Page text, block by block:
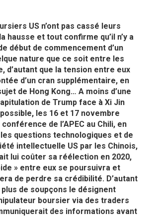
US n’ont pas cassé leurs
hausse et tout confirme qu’il n’y a
début de commencement d’un
nature que ce soit entre les
d’autant que la tension entre eux
d’un cran supplémentaire, en
de Hong Kong… A moins d’une
de Trump face à Xi Jin
les 16 et 17 novembre
de l’APEC au Chili, en
questions technologiques et de
intellectuelle US par les Chinois,
lui coûter sa réélection en 2020,
» entre eux se poursuivra et
de perdre sa crédibilité. D’autant
plus de soupçons le désignent
boursier via des traders
des informations avant